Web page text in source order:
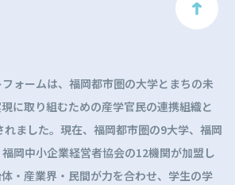
ォームは、福岡都市圏の大学とまちの未
に取り組むための産学官民の連携組織と
れました。現在、福岡都市圏の9大学、福岡
岡中小企業経営者協会の12機関が加盟し
・産業界・民間が力を合わせ、学生の学
ト
に
戻
る